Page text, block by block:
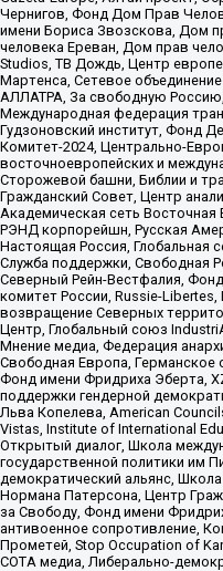
Чернигов, Фонд Дом Прав
имени Бориса Звозскова, Дом
человека Ереван, Дом прав
Studios, ТВ Дождь, Центр
Мартенса, Сетевое
АЛЛАТРА, За свободную Россию,
Международная федерация
Гудзоновский институт, Фонд
Комитет-2024, Центрально-
восточноевропейских и
Сторожевой башни, Библии и
Гражданский Совет, Центр
Академическая сеть Восточная
РЭНД корпорейшн, Русская
Настоящая Россия, Глобальная
Служба поддержки, Свободная
Северный Рейн-Вестфалия,
комитет России, Russie-
возвращение Северных
Центр, Глобальный союз
Мнение медиа, Федерация
Свободная Европа, Германское
Фонд имени Фридриха Эберта,
поддержки гендерной
Льва Копелева, American
Vistas, Institute of International
Открытый диалог, Школа
государственной политики им
демократический альянс,
Нормана Патерсона, Центр
за Свободу, Фонд имени
антивоенное сопротивление,
Прометей, Stop Occupation of
СОТА медиа, Либерально-